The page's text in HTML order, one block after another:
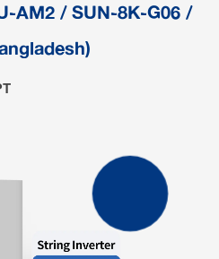
AM2 / SUN-8K-G06 /